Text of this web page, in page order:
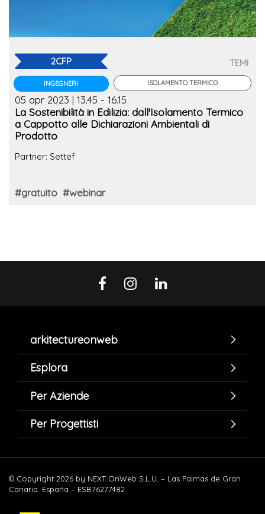
2CFP
INGEGNERI
TEMI
ISOLAMENTO TERMICO
05 apr 2023 | 13.45 - 16.15
La Sostenibilità in Edilizia: dall'Isolamento Termico
a Cappotto alle Dichiarazioni Ambientali di
Prodotto
Partner: Settef
#gratuito #webinar
arkitectureonweb
Esplora
Per Aziende
Per Progettisti
© Copyright 2026 by NEXT OnWeb S.L.U. – Las Palmas de Gran
Canaria. España – ESB76277482